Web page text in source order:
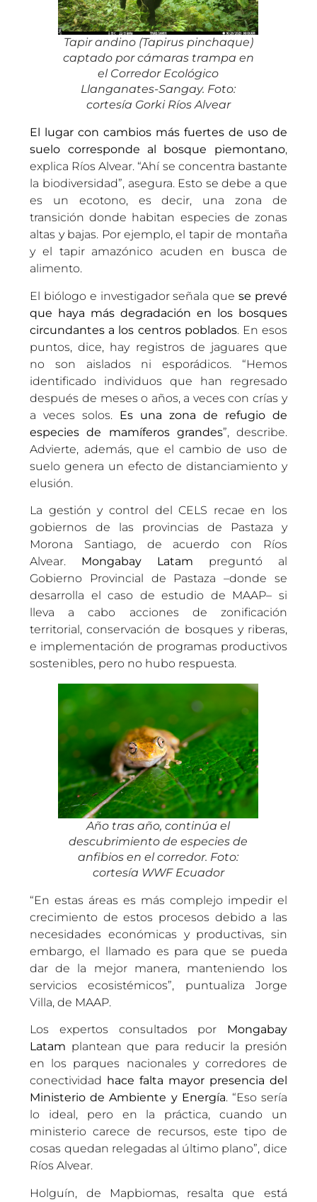
Tapir andino (Tapirus pinchaque)
captado por cámaras trampa en
el Corredor Ecológico
Llanganates-Sangay. Foto:
cortesía Gorki Ríos Alvear
El lugar con cambios más fuertes de uso de
suelo corresponde al bosque piemontano,
explica Ríos Alvear. “Ahí se concentra bastante
la biodiversidad”, asegura. Esto se debe a que
es un ecotono, es decir, una zona de
transición donde habitan especies de zonas
altas y bajas. Por ejemplo, el tapir de montaña
y el tapir amazónico acuden en busca de
alimento.
El biólogo e investigador señala que se prevé
que haya más degradación en los bosques
circundantes a los centros poblados. En esos
puntos, dice, hay registros de jaguares que
no son aislados ni esporádicos. “Hemos
identificado individuos que han regresado
después de meses o años, a veces con crías y
a veces solos. Es una zona de refugio de
especies de mamíferos grandes”, describe.
Advierte, además, que el cambio de uso de
suelo genera un efecto de distanciamiento y
elusión.
La gestión y control del CELS recae en los
gobiernos de las provincias de Pastaza y
Morona Santiago, de acuerdo con Ríos
Alvear. Mongabay Latam preguntó al
Gobierno Provincial de Pastaza –donde se
desarrolla el caso de estudio de MAAP– si
lleva a cabo acciones de zonificación
territorial, conservación de bosques y riberas,
e implementación de programas productivos
sostenibles, pero no hubo respuesta.
Año tras año, continúa el
descubrimiento de especies de
anfibios en el corredor. Foto:
cortesía WWF Ecuador
“En estas áreas es más complejo impedir el
crecimiento de estos procesos debido a las
necesidades económicas y productivas, sin
embargo, el llamado es para que se pueda
dar de la mejor manera, manteniendo los
servicios ecosistémicos”, puntualiza Jorge
Villa, de MAAP.
Los expertos consultados por Mongabay
Latam plantean que para reducir la presión
en los parques nacionales y corredores de
conectividad hace falta mayor presencia del
Ministerio de Ambiente y Energía. “Eso sería
lo ideal, pero en la práctica, cuando un
ministerio carece de recursos, este tipo de
cosas quedan relegadas al último plano”, dice
Ríos Alvear.
Holguín, de Mapbiomas, resalta que está